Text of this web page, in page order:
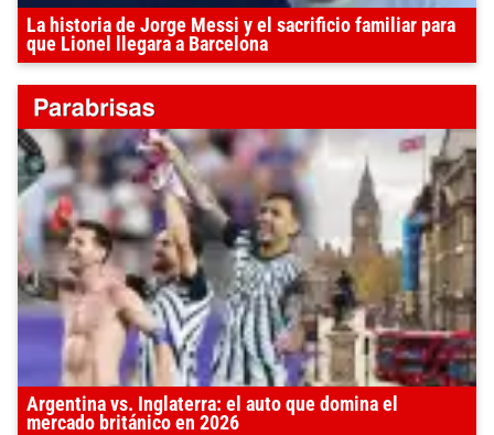
La historia de Jorge Messi y el sacrificio familiar para
que Lionel llegara a Barcelona
Argentina vs. Inglaterra: el auto que domina el
mercado británico en 2026